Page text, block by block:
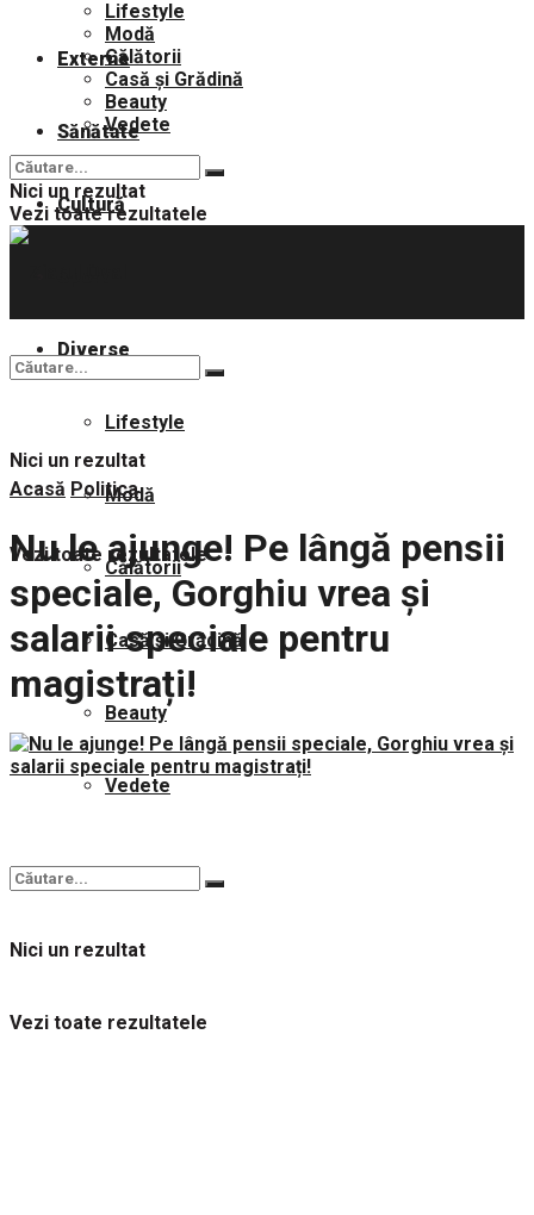
Externe
Sănătate
Cultură
Diverse
Lifestyle
Modă
Călătorii
Casă și Grădină
Beauty
Vedete
Nici un rezultat
Vezi toate rezultatele
Lifestyle
Modă
Călătorii
Casă și Grădină
Beauty
Vedete
Nici un rezultat
Vezi toate rezultatele
Nici un rezultat
Vezi toate rezultatele
Acasă Politica
Nu le ajunge! Pe lângă pensii
speciale, Gorghiu vrea și
salarii speciale pentru
magistrați!